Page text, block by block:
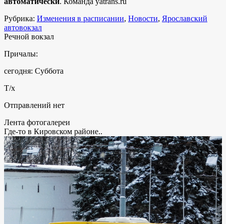
Рубрика: Изменения в расписании, Новости, Ярославский
автовокзал
Речной вокзал
Причалы:
сегодня: Суббота
Т/х
Отправлений нет
Лента фотогалереи
Где-то в Кировском районе..